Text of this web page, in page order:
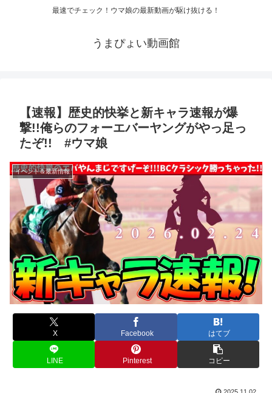
最速でチェック！ウマ娘の最新動画が駆け抜ける！
うまぴょい動画館
【速報】歴史的快挙と新キャラ速報が爆
撃!!俺らのフォーエバーヤングがやっ足っ
たぞ!! #ウマ娘
イベント＆最新情報
X Facebook はてブ
LINE Pinterest コピー